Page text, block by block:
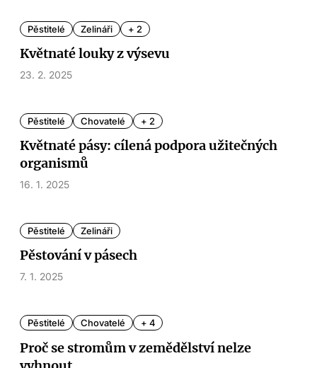
Pěstitelé Zelináři + 2
Květnaté louky z výsevu
23. 2. 2025
Pěstitelé Chovatelé + 2
Květnaté pásy: cílená podpora užitečných
organismů
16. 1. 2025
Pěstitelé Zelináři
Pěstování v pásech
7. 1. 2025
Pěstitelé Chovatelé + 4
Proč se stromům v zemědělství nelze